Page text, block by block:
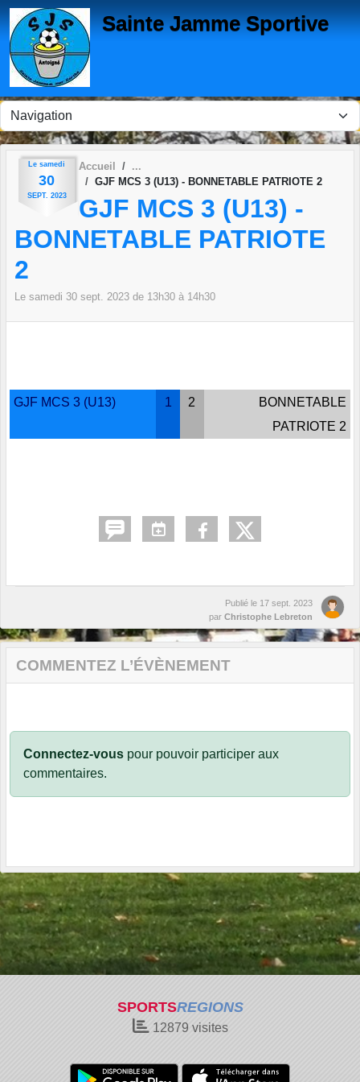
Sainte Jamme Sportive
Le samedi
30
SEPT. 2023
Accueil
GJF MCS 3 (U13) - BONNETABLE PATRIOTE 2
GJF MCS 3 (U13) -
BONNETABLE PATRIOTE
2
Le samedi 30 sept. 2023 de 13h30 à 14h30
GJF MCS 3 (U13) 1 2
BONNETABLE
PATRIOTE 2
Publié le 17 sept. 2023
par Christophe Lebreton
COMMENTEZ L’ÉVÈNEMENT
Connectez-vous pour pouvoir participer aux
commentaires.
SPORTSREGIONS
12879 visites
Panneau de gestion des cookies